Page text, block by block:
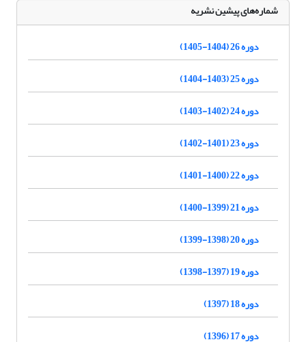
شماره‌های پیشین نشریه
دوره 26 (1404-1405)
دوره 25 (1403-1404)
دوره 24 (1402-1403)
دوره 23 (1401-1402)
دوره 22 (1400-1401)
دوره 21 (1399-1400)
دوره 20 (1398-1399)
دوره 19 (1397-1398)
دوره 18 (1397)
دوره 17 (1396)